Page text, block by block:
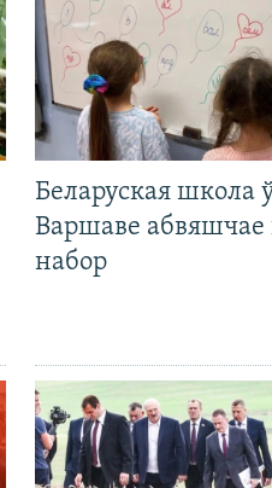
Беларуская школа
Варшаве абвяшчае
набор